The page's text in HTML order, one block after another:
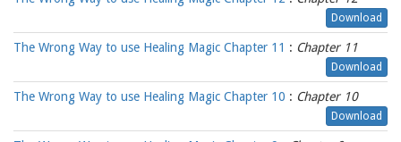
Download
The Wrong Way to use Healing Magic Chapter 11 : Chapter 11
Download
The Wrong Way to use Healing Magic Chapter 10 : Chapter 10
Download